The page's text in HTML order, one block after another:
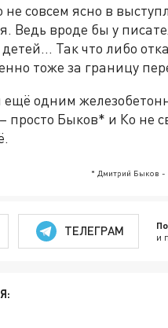
совсем ясно в
Ведь вроде бы у
детей… Так что либо
тоже за границу
ещё одним
просто Быков* и Ко не
* Дмитрий Быков -
ТЕЛЕГРАМ и